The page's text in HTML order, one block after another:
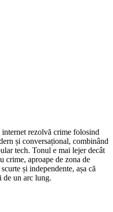
rezolvă crime folosind
și conversațional, combinând
tech. Tonul e mai lejer decât
crime, aproape de zona de
și independente, așa că
de un arc lung.